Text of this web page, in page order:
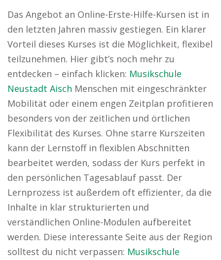
Das Angebot an Online-Erste-Hilfe-Kursen ist in
den letzten Jahren massiv gestiegen. Ein klarer
Vorteil dieses Kurses ist die Möglichkeit, flexibel
teilzunehmen. Hier gibt’s noch mehr zu
entdecken – einfach klicken: Musikschule
Neustadt Aisch Menschen mit eingeschränkter
Mobilität oder einem engen Zeitplan profitieren
besonders von der zeitlichen und örtlichen
Flexibilität des Kurses. Ohne starre Kurszeiten
kann der Lernstoff in flexiblen Abschnitten
bearbeitet werden, sodass der Kurs perfekt in
den persönlichen Tagesablauf passt. Der
Lernprozess ist außerdem oft effizienter, da die
Inhalte in klar strukturierten und
verständlichen Online-Modulen aufbereitet
werden. Diese interessante Seite aus der Region
solltest du nicht verpassen: Musikschule